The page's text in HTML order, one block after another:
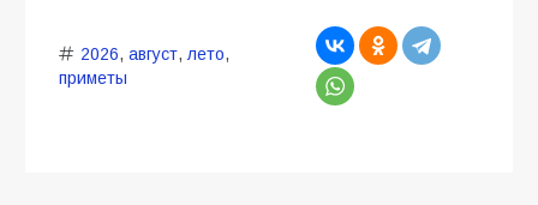
2026, август,лето,
приметы